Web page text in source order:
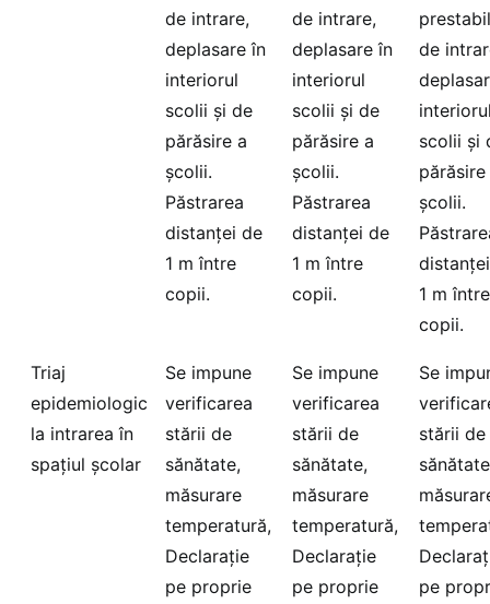
de intrare,
deplasare în
interiorul
scolii și de
părăsire a
școlii.
Păstrarea
distanței de
1 m între
copii.
de intrare,
deplasare în
interiorul
scolii și de
părăsire a
școlii.
Păstrarea
distanței de
1 m între
copii.
de
scolii și
părăsire
școlii.
1 m între
copii.
Triaj
epidemiologic
la intrarea în
spațiul școlar
Se impune
verificarea
stării de
sănătate,
măsurare
temperatură,
Declarație
pe proprie
Se impune
verificarea
stării de
sănătate,
măsurare
temperatură,
Declarație
pe proprie
Se
stării de
pe